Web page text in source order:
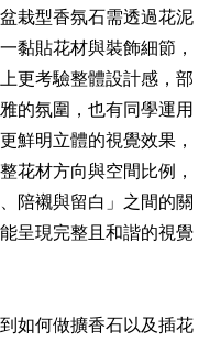
栽型香氛石需透過花泥
黏貼花材與裝飾細節，
更考驗整體設計感，部
的氛圍，也有同學運用
鮮明立體的視覺效果，
花材方向與空間比例，
陪襯與留白」之間的關
呈現完整且和諧的視覺
如何做擴香石以及插花